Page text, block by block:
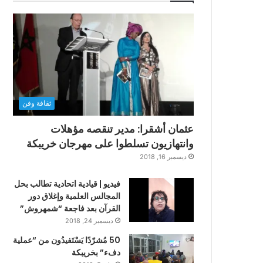
ثقافة وفن
عثمان أشقرا: مدير تنقصه مؤهلات
وانتهازيون تسلطوا على مهرجان خريبكة
ديسمبر 16, 2018
فيديو | قيادية اتحادية تطالب بحل
المجالس العلمية وإغلاق دور
القرآن بعد فاجعة “شمهروش”
ديسمبر 24, 2018
50 مُشرّدًا يَسْتَفيدُون من “عملية
دفء” بخريبكة